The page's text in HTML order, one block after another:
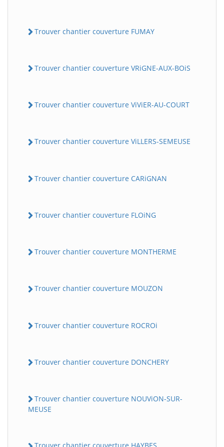
Trouver chantier couverture FUMAY
Trouver chantier couverture VRiGNE-AUX-BOiS
Trouver chantier couverture ViViER-AU-COURT
Trouver chantier couverture ViLLERS-SEMEUSE
Trouver chantier couverture CARiGNAN
Trouver chantier couverture FLOiNG
Trouver chantier couverture MONTHERME
Trouver chantier couverture MOUZON
Trouver chantier couverture ROCROi
Trouver chantier couverture DONCHERY
Trouver chantier couverture NOUViON-SUR-
MEUSE